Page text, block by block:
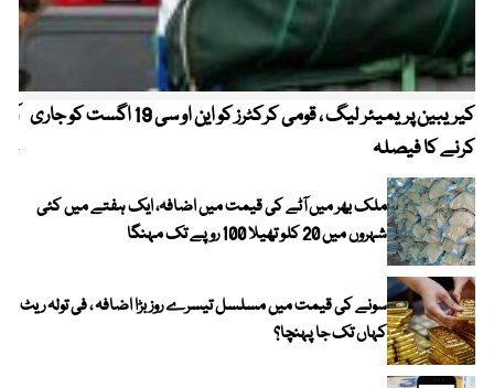
کیریبین پریمیئر لیگ ، قومی کرکٹرز کو این او سی 19 اگست کو جاری
کرنے کا فیصلہ
ملک بھر میں آٹے کی قیمت میں اضافہ، ایک ہفتے میں کئی
شہروں میں 20 کلو تھیلا 100 روپے تک مہنگا
سونے کی قیمت میں مسلسل تیسرے روز بڑا اضافہ ، فی تولہ ریٹ
کہاں تک جا پہنچا؟